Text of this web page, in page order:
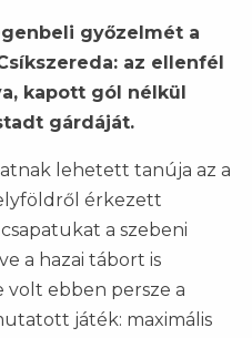
győzelmét a
az ellenfél
kapott gól nélkül
gárdáját.
lehetett tanúja az a
érkezett
a szebeni
a hazai tábort is
volt ebben persze a
játék: maximális